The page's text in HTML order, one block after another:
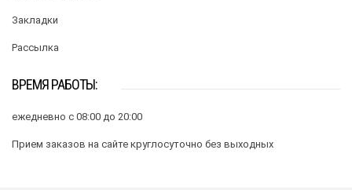
Закладки
Рассылка
ВРЕМЯ РАБОТЫ:
ежедневно с 08:00 до 20:00
Прием заказов на сайте круглосуточно без выходных